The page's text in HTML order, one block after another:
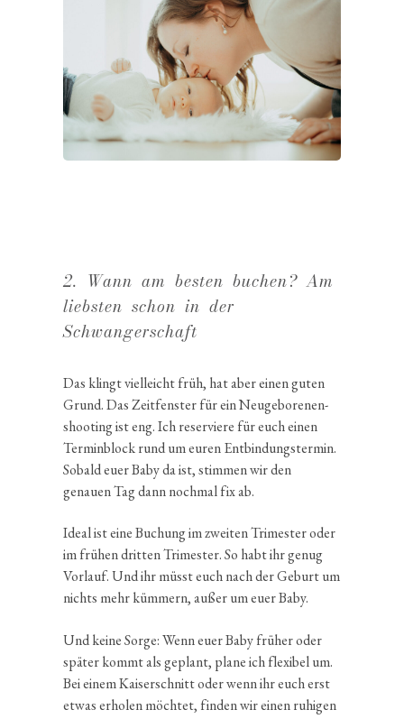
2. Wann am besten buchen? Am
liebsten schon in der
Schwangerschaft
Das klingt vielleicht früh, hat aber einen guten
Grund. Das Zeitfenster für ein Neuge­bo­re­nen­
shoo­ting ist eng. Ich reser­viere für euch einen
Termin­block rund um euren Entbin­dungs­termin.
Sobald euer Baby da ist, stimmen wir den
genauen Tag dann nochmal fix ab.
Ideal ist eine Buchung im zweiten Trimester oder
im frühen dritten Trimester. So habt ihr genug
Vorlauf. Und ihr müsst euch nach der Geburt um
nichts mehr kümmern, außer um euer Baby.
Und keine Sorge: Wenn euer Baby früher oder
später kommt als geplant, plane ich flexibel um.
Bei einem Kaiser­schnitt oder wenn ihr euch erst
etwas erholen möchtet, finden wir einen ruhigen